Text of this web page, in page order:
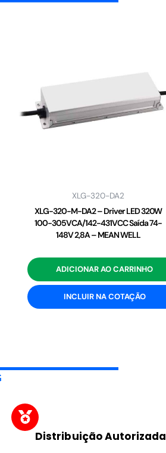
XLG-320-DA2
XLG-320-M-DA2 – Driver LED 320W
100-305VCA/142-431VCC Saída 74-
148V 2,8A – MEAN WELL
ADICIONAR AO CARRINHO
INCLUIR NA COTAÇÃO
Distribuição Autorizada